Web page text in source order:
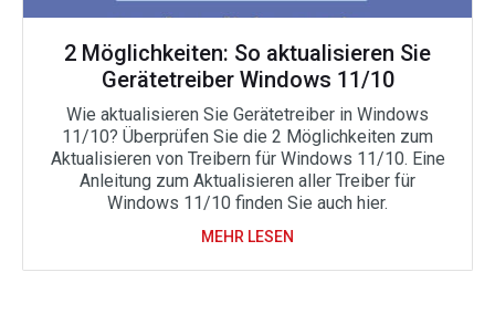
2 Möglichkeiten: So aktualisieren Sie
Gerätetreiber Windows 11/10
Wie aktualisieren Sie Gerätetreiber in Windows
11/10? Überprüfen Sie die 2 Möglichkeiten zum
Aktualisieren von Treibern für Windows 11/10. Eine
Anleitung zum Aktualisieren aller Treiber für
Windows 11/10 finden Sie auch hier.
MEHR LESEN